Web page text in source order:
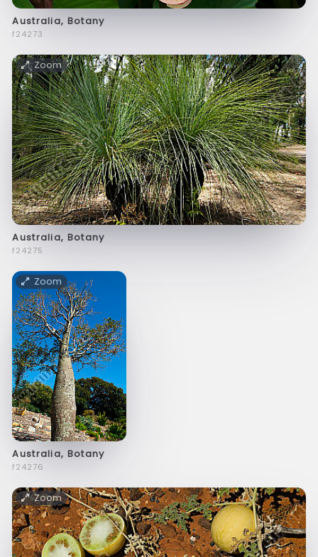
Australia, Botany
f24273
Zoom
Australia, Botany
f24275
Zoom
Australia, Botany
f24276
Zoom